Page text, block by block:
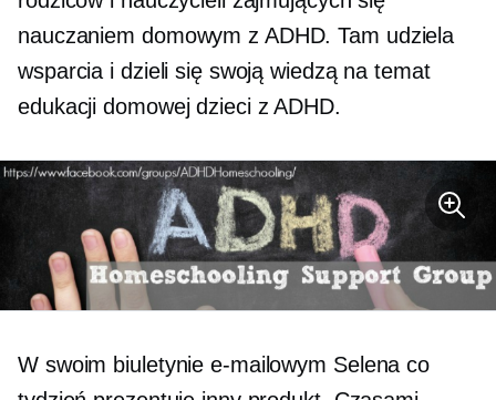
nauczaniem domowym z ADHD. Tam udziela
wsparcia i dzieli się swoją wiedzą na temat
edukacji domowej dzieci z ADHD.
W swoim biuletynie e-mailowym Selena co